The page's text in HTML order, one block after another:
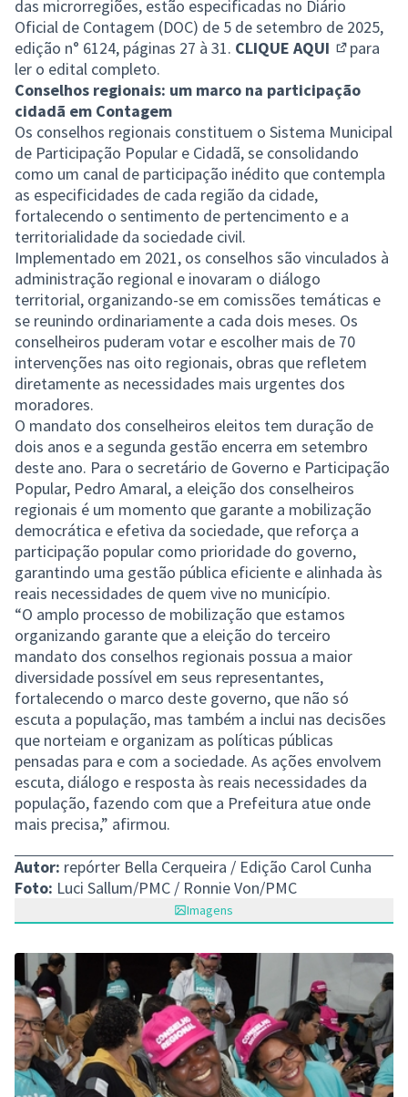
das microrregiões, estão especificadas no Diário
Oficial de Contagem (DOC) de 5 de setembro de 2025,
edição n° 6124, páginas 27 à 31. CLIQUE AQUI
(Link
para
ler o edital completo.
Conselhos regionais: um marco na participação
cidadã em Contagem
Os conselhos regionais constituem o Sistema Municipal
de Participação Popular e Cidadã, se consolidando
como um canal de participação inédito que contempla
as especificidades de cada região da cidade,
fortalecendo o sentimento de pertencimento e a
territorialidade da sociedade civil.
Implementado em 2021, os conselhos são vinculados à
administração regional e inovaram o diálogo
territorial, organizando-se em comissões temáticas e
se reunindo ordinariamente a cada dois meses. Os
conselheiros puderam votar e escolher mais de 70
intervenções nas oito regionais, obras que refletem
diretamente as necessidades mais urgentes dos
moradores.
O mandato dos conselheiros eleitos tem duração de
dois anos e a segunda gestão encerra em setembro
deste ano. Para o secretário de Governo e Participação
Popular, Pedro Amaral, a eleição dos conselheiros
regionais é um momento que garante a mobilização
democrática e efetiva da sociedade, que reforça a
participação popular como prioridade do governo,
garantindo uma gestão pública eficiente e alinhada às
reais necessidades de quem vive no município.
“O amplo processo de mobilização que estamos
organizando garante que a eleição do terceiro
mandato dos conselhos regionais possua a maior
diversidade possível em seus representantes,
fortalecendo o marco deste governo, que não só
escuta a população, mas também a inclui nas decisões
que norteiam e organizam as políticas públicas
pensadas para e com a sociedade. As ações envolvem
escuta, diálogo e resposta às reais necessidades da
população, fazendo com que a Prefeitura atue onde
mais precisa,” afirmou.
Autor: repórter Bella Cerqueira / Edição Carol Cunha
Foto: Luci Sallum/PMC / Ronnie Von/PMC
Imagens